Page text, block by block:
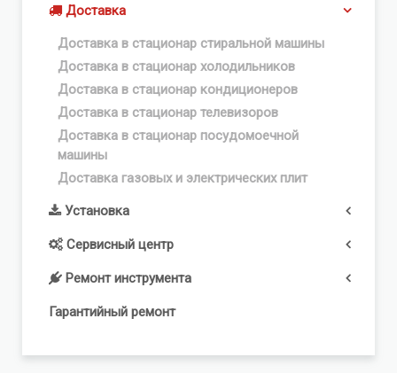
Доставка
Доставка в стационар стиральной машины
Доставка в стационар холодильников
Доставка в стационар кондиционеров
Доставка в стационар телевизоров
Доставка в стационар посудомоечной
машины
Доставка газовых и электрических плит
Установка
Сервисный центр
Ремонт инструмента
Гарантийный ремонт